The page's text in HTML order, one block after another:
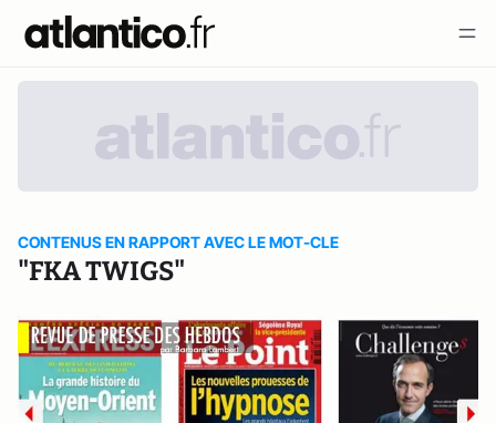
CONTENUS EN RAPPORT AVEC LE MOT-CLE
"FKA TWIGS"